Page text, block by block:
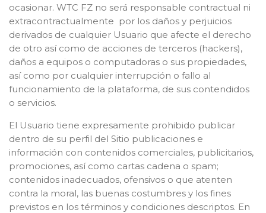
ocasionar. WTC FZ no será responsable contractual ni
extracontractualmente por los daños y perjuicios
derivados de cualquier Usuario que afecte el derecho
de otro así como de acciones de terceros (hackers),
daños a equipos o computadoras o sus propiedades,
así como por cualquier interrupción o fallo al
funcionamiento de la plataforma, de sus contendidos
o servicios.
El Usuario tiene expresamente prohibido publicar
dentro de su perfil del Sitio publicaciones e
información con contenidos comerciales, publicitarios,
promociones, así como cartas cadena o spam;
contenidos inadecuados, ofensivos o que atenten
contra la moral, las buenas costumbres y los fines
previstos en los términos y condiciones descriptos. En